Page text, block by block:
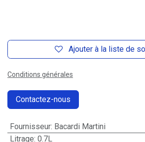
Ajouter à la liste de
Conditions générales
Contactez-nous
Fournisseur: Bacardi Martini
Litrage: 0.7L